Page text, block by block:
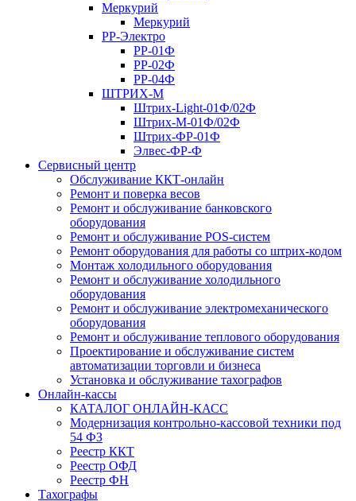
Меркурий
Меркурий
РР-Электро
РР-01Ф
РР-02Ф
РР-04Ф
ШТРИХ-М
Штрих-Light-01Ф/02Ф
Штрих-М-01Ф/02Ф
Штрих-ФР-01Ф
Элвес-ФР-Ф
Сервисный центр
Обслуживание ККТ-онлайн
Ремонт и поверка весов
Ремонт и обслуживание банковского
оборудования
Ремонт и обслуживание POS-систем
Ремонт оборудования для работы со штрих-кодом
Монтаж холодильного оборудования
Ремонт и обслуживание холодильного
оборудования
Ремонт и обслуживание электромеханического
оборудования
Ремонт и обслуживание теплового оборудования
Проектирование и обслуживание систем
автоматизации торговли и бизнеса
Установка и обслуживание тахографов
Онлайн-кассы
КАТАЛОГ ОНЛАЙН-КАСС
Модернизация контрольно-кассовой техники под
54 ФЗ
Реестр ККТ
Реестр ОФД
Реестр ФН
Тахографы